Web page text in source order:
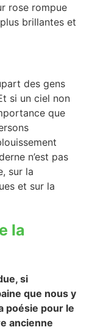
rose rompue
brillantes et
des gens
si un ciel non
que
n’est pas
sur la
et sur la
la
si
que nous y
poésie pour le
ancienne